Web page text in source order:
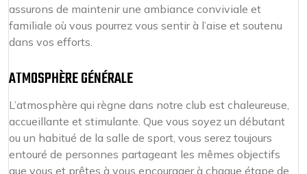
assurons de maintenir une ambiance conviviale et
familiale où vous pourrez vous sentir à l’aise et soutenu
dans vos efforts.
ATMOSPHÈRE GÉNÉRALE
L’atmosphère qui règne dans notre club est chaleureuse,
accueillante et stimulante. Que vous soyez un débutant
ou un habitué de la salle de sport, vous serez toujours
entouré de personnes partageant les mêmes objectifs
que vous et prêtes à vous encourager à chaque étape de